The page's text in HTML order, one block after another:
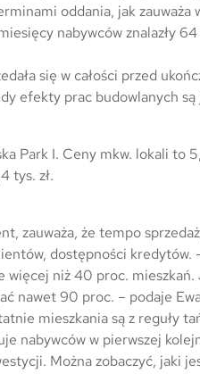
oddania, jak
nabywców znalazły
się w całości przed
efekty prac budowlanych są
Park I. Ceny mkw. lokali to
tys. zł.
zauważa, że tempo
dostępności kredytów.
niż 40 proc.
nawet 90 proc. – podaje
mieszkania są z reguły
nabywców w pierwszej
Można zobaczyć, jaki